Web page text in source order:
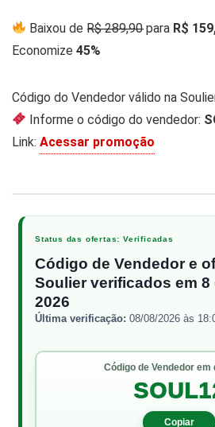
‹
Baixou de R̶$̶ ̶2̶8̶9̶,̶9̶0̶ para R$
Economize 45%
Código do Vendedor válido na
Informe o código do vendedor:
Link: Acessar promoção
Status das ofertas: Verificadas
Código de Vendedor e
Soulier verificados em 8
2026
Última verificação: 08/08/2026 às
Código de Vendedor em
Copiar